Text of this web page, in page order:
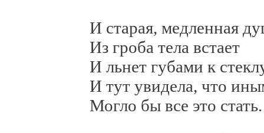
И старая, медленная
Из гроба тела встает
И льнет губами к
И тут увидела, что
Могло бы все это стать.